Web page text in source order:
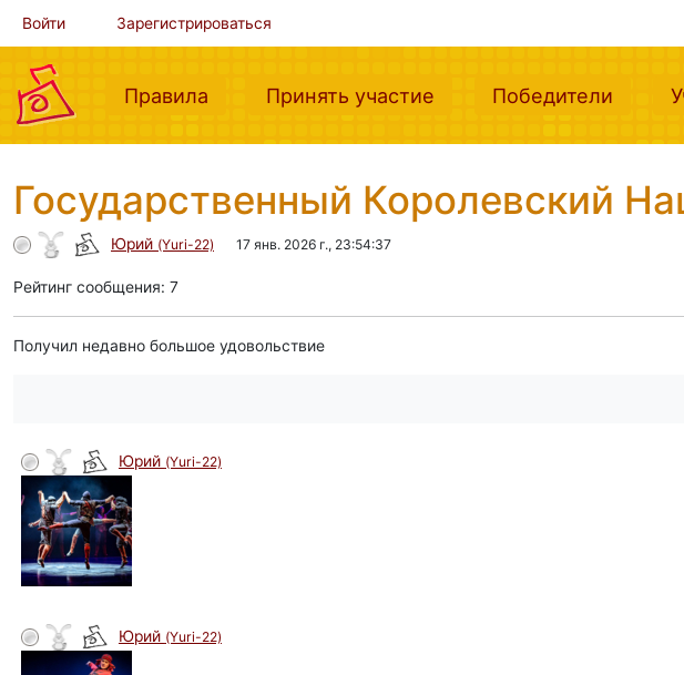
Войти Зарегистрироваться
Правила (current)Принять участие (current)Победители
Государственный Королевский
Юрий (Yuri-22) 17 янв. 2026 г., 23:54:37
Рейтинг сообщения: 7
Получил недавно большое удовольствие
Юрий (Yuri-22)
Юрий (Yuri-22)